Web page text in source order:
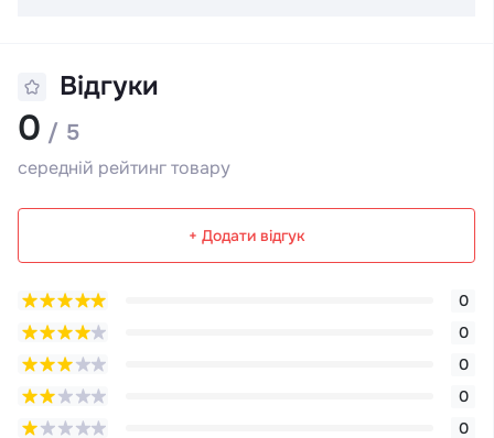
Відгуки
0 / 5
середній рейтинг товару
+ Додати відгук
0
0
0
0
0